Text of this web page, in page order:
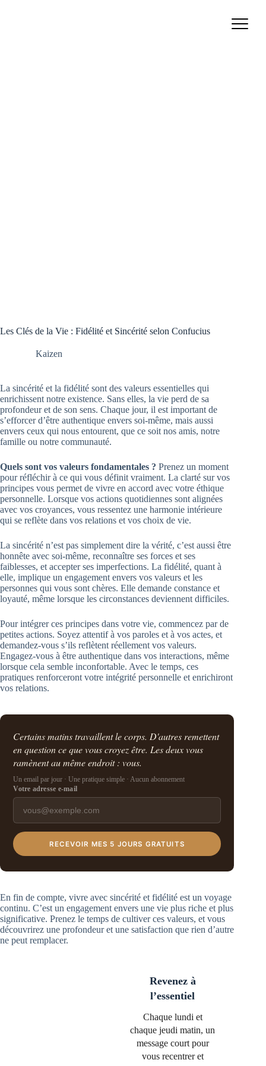
Les Clés de la Vie : Fidélité et Sincérité selon Confucius
Kaizen
La sincérité et la fidélité sont des valeurs essentielles qui
enrichissent notre existence. Sans elles, la vie perd de sa
profondeur et de son sens. Chaque jour, il est important de
s’efforcer d’être authentique envers soi-même, mais aussi
envers ceux qui nous entourent, que ce soit nos amis, notre
famille ou notre communauté.
Quels sont vos valeurs fondamentales ? Prenez un moment
pour réfléchir à ce qui vous définit vraiment. La clarté sur vos
principes vous permet de vivre en accord avec votre éthique
personnelle. Lorsque vos actions quotidiennes sont alignées
avec vos croyances, vous ressentez une harmonie intérieure
qui se reflète dans vos relations et vos choix de vie.
La sincérité n’est pas simplement dire la vérité, c’est aussi être
honnête avec soi-même, reconnaître ses forces et ses
faiblesses, et accepter ses imperfections. La fidélité, quant à
elle, implique un engagement envers vos valeurs et les
personnes qui vous sont chères. Elle demande constance et
loyauté, même lorsque les circonstances deviennent difficiles.
Pour intégrer ces principes dans votre vie, commencez par de
petites actions. Soyez attentif à vos paroles et à vos actes, et
demandez-vous s’ils reflètent réellement vos valeurs.
Engagez-vous à être authentique dans vos interactions, même
lorsque cela semble inconfortable. Avec le temps, ces
pratiques renforceront votre intégrité personnelle et enrichiront
vos relations.
Certains matins travaillent le corps. D'autres remettent
en question ce que vous croyez être. Les deux vous
ramènent au même endroit : vous.
Un email par jour · Une pratique simple · Aucun abonnement
Votre adresse e-mail
RECEVOIR MES 5 JOURS GRATUITS
En fin de compte, vivre avec sincérité et fidélité est un voyage
continu. C’est un engagement envers une vie plus riche et plus
significative. Prenez le temps de cultiver ces valeurs, et vous
découvrirez une profondeur et une satisfaction que rien d’autre
ne peut remplacer.
Revenez à
l’essentiel
Chaque lundi et
chaque jeudi matin, un
message court pour
vous recentrer et